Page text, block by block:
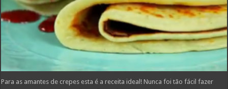
Para as amantes de crepes esta é a receita ideal! Nunca foi tão fácil fazer